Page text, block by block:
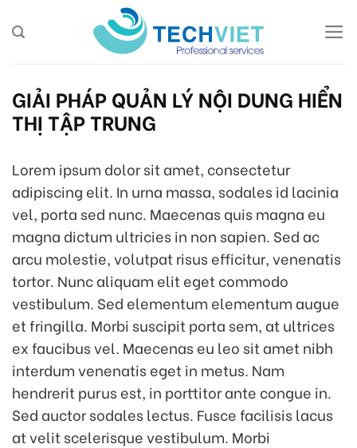
to
GIẢI PHÁP QUẢN LÝ NỘI DUNG HIỂN
THỊ TẬP TRUNG
Lorem ipsum dolor sit amet, consectetur
adipiscing elit. In urna massa, sodales id lacinia
vel, porta sed nunc. Maecenas quis magna eu
magna dictum ultricies in non sapien. Sed ac
arcu molestie, volutpat risus efficitur, venenatis
tortor. Nunc aliquam elit eget commodo
vestibulum. Sed elementum elementum augue
et fringilla. Morbi suscipit porta sem, at ultrices
ex faucibus vel. Maecenas eu leo sit amet nibh
interdum venenatis eget in metus. Nam
hendrerit purus est, in porttitor ante congue in.
Sed auctor sodales lectus. Fusce facilisis lacus
at velit scelerisque vestibulum. Morbi